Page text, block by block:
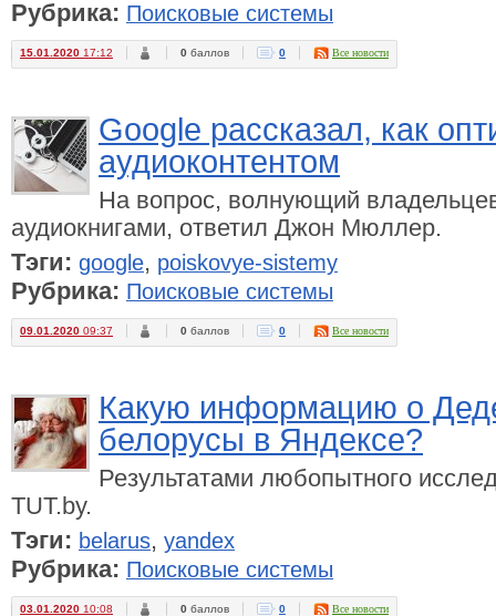
Рубрика: Поисковые системы
15.01.2020 17:12 0 баллов 0 Все новости
Google рассказал, как
аудиоконтентом
На вопрос, волнующий
аудиокнигами, ответил Джон Мюллер.
Тэги: google, poiskovye-sistemy
Рубрика: Поисковые системы
09.01.2020 09:37 0 баллов 0 Все новости
Какую информацию о
белорусы в Яндексе?
Результатами любопытного
TUT.by.
Тэги: belarus, yandex
Рубрика: Поисковые системы
03.01.2020 10:08 0 баллов 0 Все новости